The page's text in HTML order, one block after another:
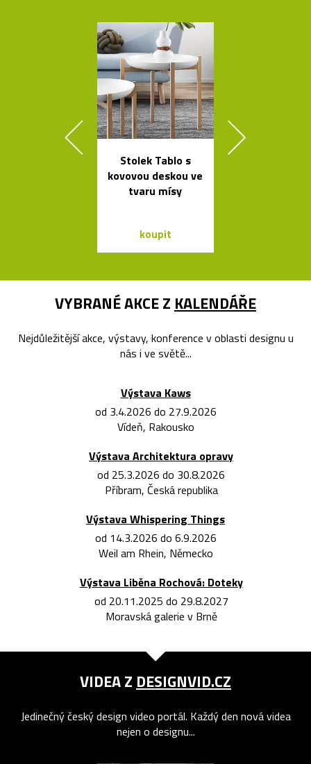
Stolek Tablo s
kovovou deskou ve
tvaru mísy
koupit
VYBRANÉ AKCE Z KALENDÁŘE
Nejdůležitější akce, výstavy, konference v oblasti designu u
nás i ve světě...
Výstava Kaws
od 3.4.2026 do 27.9.2026
Vídeň, Rakousko
Výstava Architektura opravy
od 25.3.2026 do 30.8.2026
Příbram, Česká republika
Výstava Whispering Things
od 14.3.2026 do 6.9.2026
Weil am Rhein, Německo
Výstava Liběna Rochová: Doteky
od 20.11.2025 do 29.8.2027
Moravská galerie v Brně
VIDEA Z DESIGNVID.CZ
Jedinečný český design video portál. Každý den nová videa
nejen o designu...